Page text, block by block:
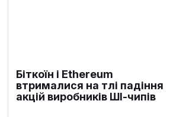
Біткоїн і Ethereum
втрималися на тлі падіння
акцій виробників ШІ-чипів